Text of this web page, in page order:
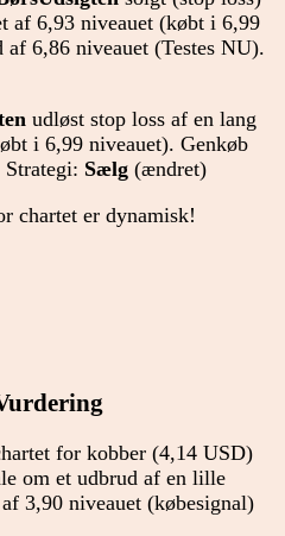
af 6,93 niveauet (købt i 6,99
6,86 niveauet (Testes NU).
udløst stop loss af en lang
i 6,99 niveauet). Genkøb
Sælg (ændret)
chartet er dynamisk!
for kobber (4,14 USD)
om et udbrud af en lille
3,90 niveauet (købesignal)